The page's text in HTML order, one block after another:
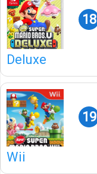
18
Deluxe
19
Wii